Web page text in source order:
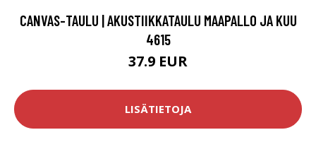
CANVAS-TAULU | AKUSTIIKKATAULU MAAPALLO JA KUU
4615
37.9 EUR
LISÄTIETOJA